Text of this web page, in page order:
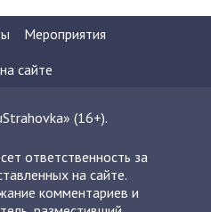
Мероприятия
сайте
(16+).
ответственность за
на сайте.
комментариев и